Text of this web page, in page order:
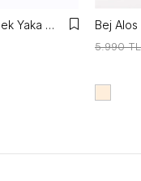
Dark Rahat Kalıp Takma Kol Gömlek Yaka Siyah Renk Kadın Gömlek
5.990 TL